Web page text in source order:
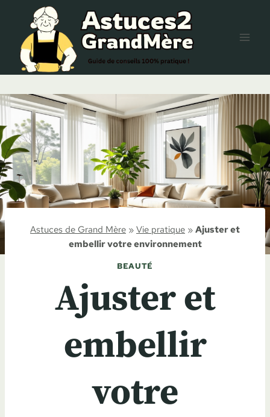
contenu
Astuces de Grand Mère »Vie pratique »Ajuster et
embellir votre environnement
BEAUTÉ
Ajuster et
embellir
votre